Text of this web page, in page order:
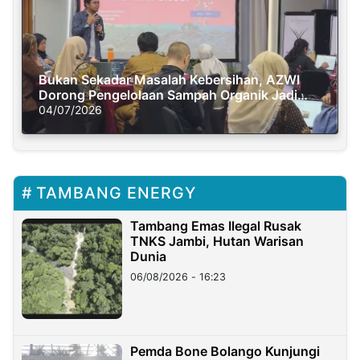
Bukan Sekadar Masalah Kebersihan, AZWI
Dorong Pengelolaan Sampah Organik Jadi
Solusi Krisis Iklim
04/07/2026
TAMBANG ENERGY
Tambang Emas Ilegal Rusak
TNKS Jambi, Hutan Warisan
Dunia
06/08/2026 - 16:23
Pemda Bone Bolango Kunjungi